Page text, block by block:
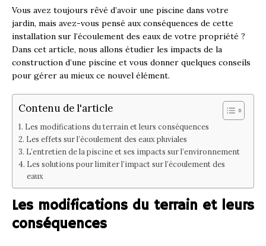
Vous avez toujours rêvé d’avoir une piscine dans votre
jardin, mais avez-vous pensé aux conséquences de cette
installation sur l’écoulement des eaux de votre propriété ?
Dans cet article, nous allons étudier les impacts de la
construction d’une piscine et vous donner quelques conseils
pour gérer au mieux ce nouvel élément.
Contenu de l'article
Les modifications du terrain et leurs conséquences
Les effets sur l’écoulement des eaux pluviales
L’entretien de la piscine et ses impacts sur l’environnement
Les solutions pour limiter l’impact sur l’écoulement des
eaux
Les modifications du terrain et leurs
conséquences